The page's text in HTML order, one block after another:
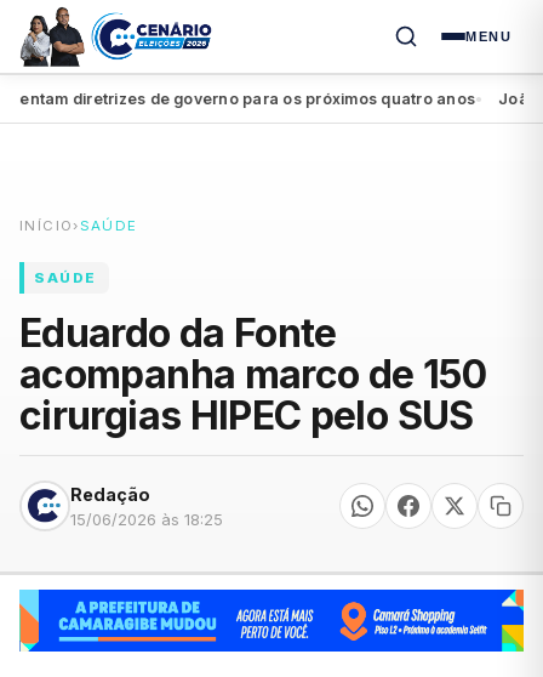
MENU
diretrizes de governo para os próximos quatro anos● João
INÍCIO ›SAÚDE
SAÚDE
Eduardo da Fonte
acompanha marco de 150
cirurgias HIPEC pelo SUS
Redação
15/06/2026 às 18:25